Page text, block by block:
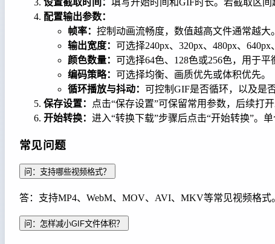
设置截取时间： 填写开始时间和GIF时长。若截取区
配置输出参数：
帧率： 控制动画流畅度，数值越高文件通常越大。
输出宽度： 可选择240px、320px、480px、
颜色数量： 可选择64色、128色或256色，用于平
编码策略： 可选择均衡、画质优先或体积优先。
循环播放与抖动： 可控制GIF是否循环，以及是
保存设置：
点击“保存设置”可保留常用参数，后续打
开始转换： 进入“转换下载”步骤后点击“开始转换”。
常见问题
问：支持哪些视频格式？
答：支持MP4、WebM、MOV、AVI、MKV等常见视频格式
问：怎样减小GIF文件体积？